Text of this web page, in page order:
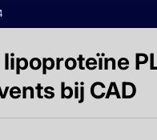
bij CAD